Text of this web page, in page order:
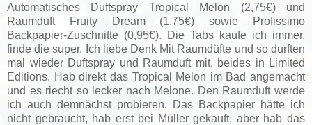
Automatisches Duftspray Tropical Melon (2,75€) und
Raumduft Fruity Dream (1,75€) sowie Profissimo
Backpapier-Zuschnitte (0,95€). Die Tabs kaufe ich immer,
finde die super. Ich liebe Denk Mit Raumdüfte und so durften
mal wieder Duftspray und Raumduft mit, beides in Limited
Editions. Hab direkt das Tropical Melon im Bad angemacht
und es riecht so lecker nach Melone. Den Raumduft werde
ich auch demnächst probieren. Das Backpapier hätte ich
nicht gebraucht, hab erst bei Müller gekauft, aber hab das